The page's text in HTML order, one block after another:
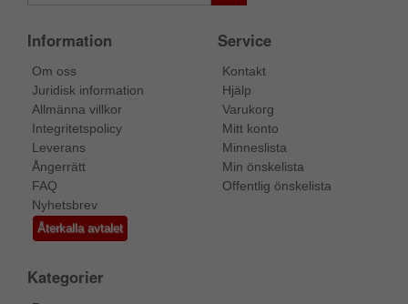
Information
Om oss
Juridisk information
Allmänna villkor
Integritetspolicy
Leverans
Ångerrätt
FAQ
Nyhetsbrev
Återkalla avtalet
Service
Kontakt
Hjälp
Varukorg
Mitt konto
Minneslista
Min önskelista
Offentlig önskelista
Kategorier